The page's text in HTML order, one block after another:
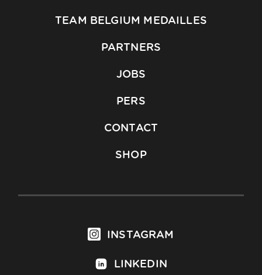
TEAM BELGIUM MEDAILLES
PARTNERS
JOBS
PERS
CONTACT
SHOP
INSTAGRAM
LINKEDIN